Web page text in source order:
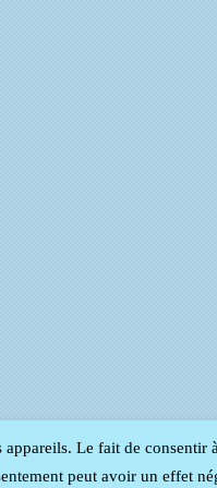
Le fait de consentir
peut avoir un effet